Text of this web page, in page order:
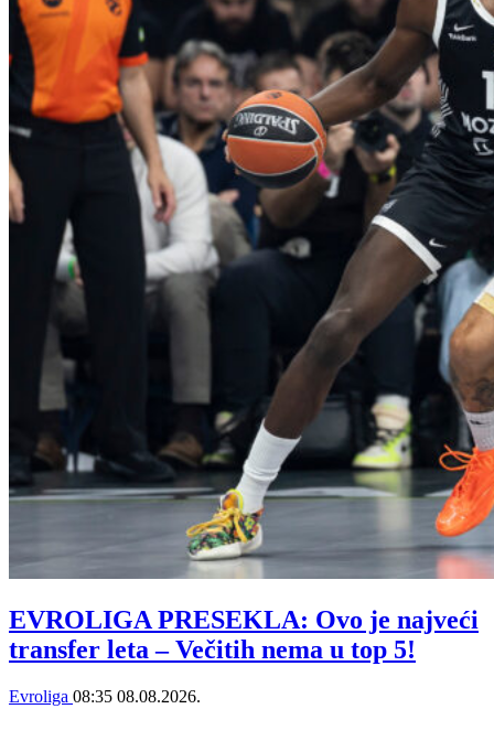
EVROLIGA PRESEKLA: Ovo je najveći
transfer leta – Večitih nema u top 5!
Evroliga 08:35 08.08.2026.